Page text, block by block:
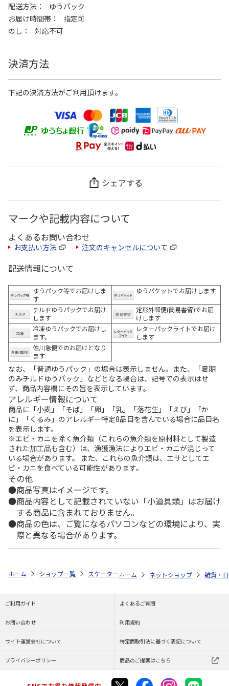
配送方法
ゆうパック
お届け時間帯
指定可
のし
対応不可
決済方法
下記の決済方法がご利用頂けます。
シェアする
マークや記載内容について
よくあるお問い合わせ
お支払い方法 注文のキャンセルについて
配送情報について
ゆうパック等でお届けしま
す
ゆうパケットでお届けします
チルドゆうパックでお届け
します
定形外郵便(簡易書留)でお届
けします
冷凍ゆうパックでお届けし
ます。
レターパックライトでお届け
します
佐川急便でのお届けとなり
ます
なお、「普通ゆうパック」の場合は表示しません。また、「夏期
のみチルドゆうパック」などとなる場合は、記号での表示はせ
ず、商品内容欄にその旨を表示しています。
アレルギー情報について
商品に「小麦」「そば」「卵」「乳」「落花生」「えび」「か
に」「くるみ」のアレルギー特定8品目を含んでいる場合に品目名
を表示します。
※エビ・カニを除く魚介類（これらの魚介類を原材料として製造
された加工品も含む）は、漁獲漁法によりエビ・カニが混じって
いる場合があります。 また、これらの魚介類は、エサとしてエ
ビ・カニを食べている可能性があります。
その他
商品写真はイメージです。
商品内容として記載されていない「小道具類」はお届け
する商品に含まれておりません。
商品の色は、ご覧になるパソコンなどの環境により、実
際と異なる場合があります。
ホーム ショップ一覧 スケーター 抗菌音のならない箸・箸箱セット
ホーム ネットショップ 雑貨・
ご利用ガイド よくあるご質問
お問い合わせ 利用規約
サイト運営会社について 特定商取引法に基づく表記について
プライバシーポリシー 商品のご提案はこちら